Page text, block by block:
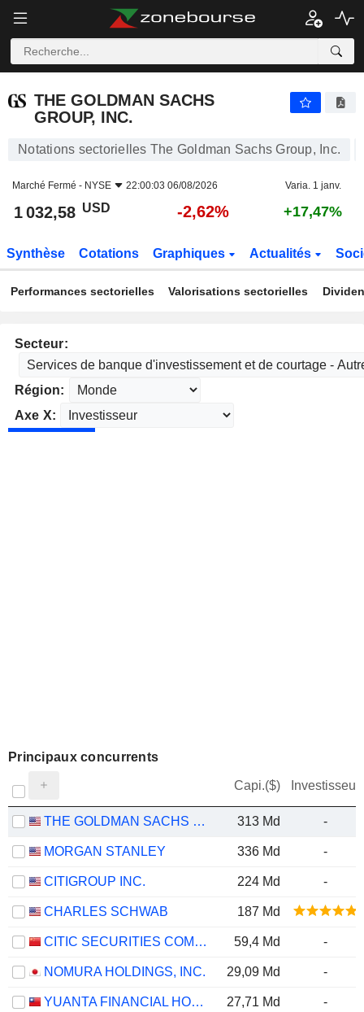
-2,62%
THE GOLDMAN SACHS
GROUP, INC.
Notations sectorielles The Goldman Sachs Group, Inc.
Marché Fermé - NYSE 22:00:03 06/08/2026 Varia. 1 janv.
1 032,58 USD -2,62% +17,47%
Synthèse Cotations Graphiques Actualités
Performances sectorielles Valorisations sectorielles
Secteur:
Région:
Axe X:
Principaux concurrents
Capi.($) Investisseur
THE GOLDMAN SACHS GROUP, INC. 313 Md -
MORGAN STANLEY 336 Md -
CITIGROUP INC. 224 Md -
CHARLES SCHWAB 187 Md
CITIC SECURITIES COMPANY LIMITED 59,4 Md -
NOMURA HOLDINGS, INC. 29,09 Md -
YUANTA FINANCIAL HOLDING CO., LTD. 27,71 Md -